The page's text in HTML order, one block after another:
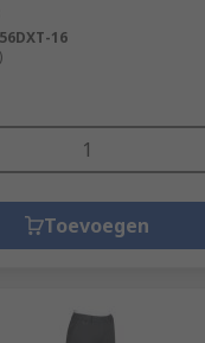
16
Toevoegen